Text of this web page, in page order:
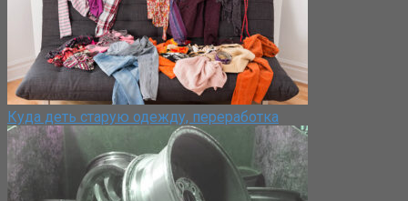
Куда деть старую одежду, переработка